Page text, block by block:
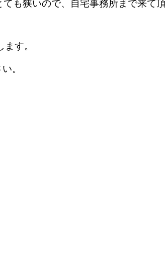
も狭いので、自宅事務所まで来て
す。
。